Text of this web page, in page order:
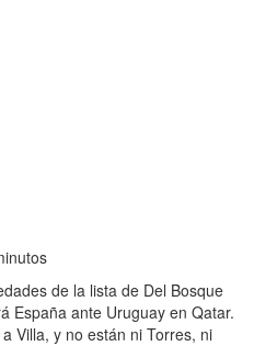
de la lista de Del Bosque
España ante Uruguay en Qatar.
Villa, y no están ni Torres, ni